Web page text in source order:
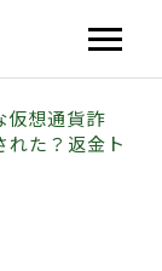
仮想通貨詐
た？返金ト